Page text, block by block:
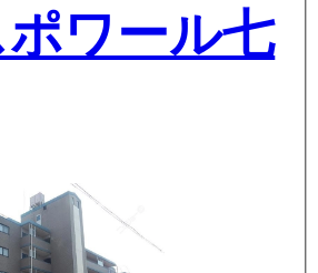
ワール七